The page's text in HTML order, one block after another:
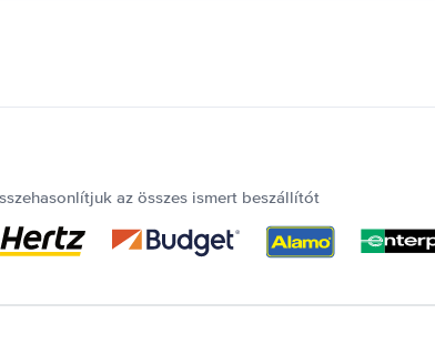
az összes ismert beszállítót